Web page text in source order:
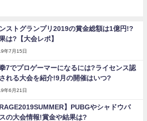
ストグランプリ2019の賞金総額は1億円!?
は?【大会レポ】
年7月15日
7でプロゲーマーになるには?ライセンス認
れる大会を紹介!9月の開催はいつ?
年6月21日
RAGE2019SUMMER】PUBGやシャドウバ
の大会情報!賞金や結果は?